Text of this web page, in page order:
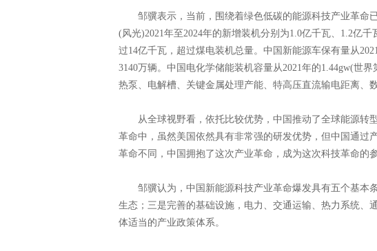
邹骥表示，当前，围绕着绿色低碳的能源科技产业革命
(风光)2021年至2024年的新增装机分别为1.0亿千瓦、1.2亿
过14亿千瓦，超过煤电装机总量。中国新能源车保有量从
3140万辆。中国电化学储能装机容量从2021年的1.44gw(世
热泵、电解槽、关键金属处理产能、特高压直流输电距离、
从全球视野看，依托比较优势，中国推动了全球能源转
革命中，虽然美国依然具有非常强的研发优势，但中国通过
革命不同，中国拥抱了这次产业革命，成为这次科技革命的
邹骥认为，中国新能源科技产业革命爆发具有五个基本
生态；三是完善的基础设施，电力、交通运输、热力系统、
体适当的产业政策体系。